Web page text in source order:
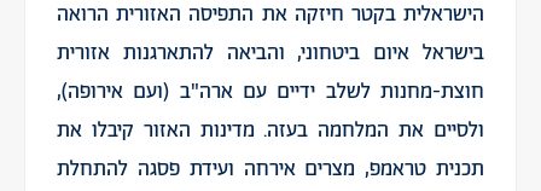
הישראלית בקטר חיזקה את התפיסה האזורית הרואה
בישראל איום ביטחוני, והביאה להתארגנות אזורית
חוצת-מחנות לשלב ידיים עם ארה"ב (ועם אירופה),
ולסיים את המלחמה בעזה. מדינות האזור קיבלו את
תכנית טראמפ, מצרים אירחה ועידת פסגה להתחלת